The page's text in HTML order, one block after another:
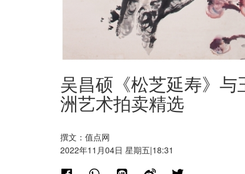
吴昌硕《松芝延寿》
洲艺术拍卖精选
撰文：值点网
2022年11月04日 星期五|18:31